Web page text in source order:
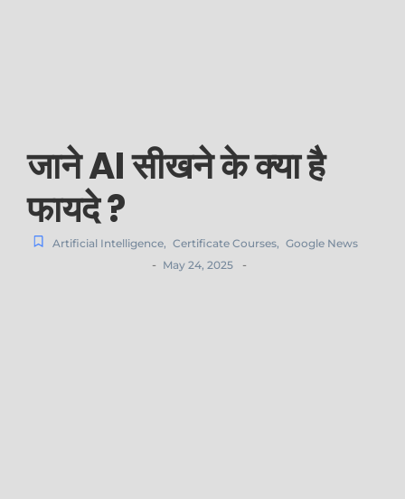
जाने AI सीखने के क्या है
फायदे ?
Artificial Intelligence, Certificate Courses, Google News
- May 24, 2025 -